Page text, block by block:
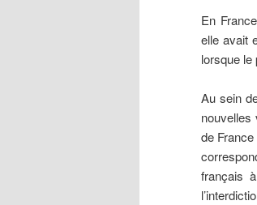
En
elle avait
lorsque
Au sein
nouvelles
de
français